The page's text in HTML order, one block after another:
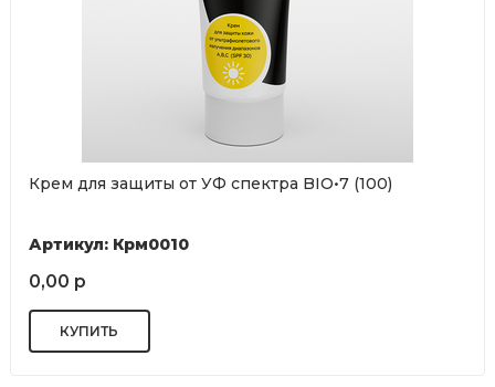
Крем для защиты от УФ спектра BIO•7 (100)
Артикул: Крм0010
0,00 р